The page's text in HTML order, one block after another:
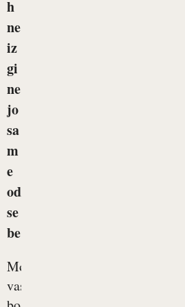
h
ne
iz
gi
ne
jo
sa
m
e
od
se
be
Morda
vas